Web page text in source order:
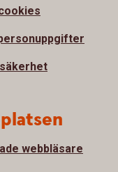
webbläsare